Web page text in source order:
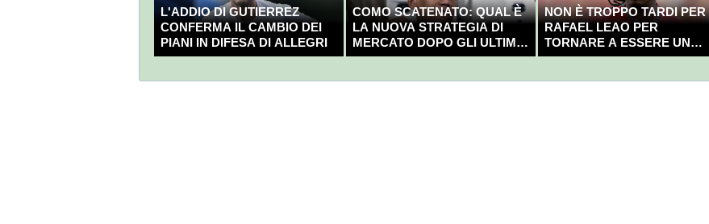
L'ADDIO DI GUTIERREZ
CONFERMA IL CAMBIO DEI
PIANI IN DIFESA DI ALLEGRI
COMO SCATENATO: QUAL È
LA NUOVA STRATEGIA DI
MERCATO DOPO GLI ULTIMI
COLPI?
NON È TROPPO TARDI PER
RAFAEL LEAO PER
TORNARE A ESSERE UN
CAMPIONE